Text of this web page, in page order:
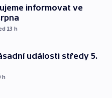
informovat ve
13 h
události středy 5.
h